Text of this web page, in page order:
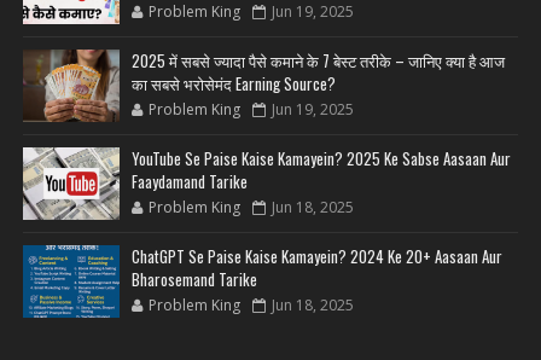
Problem King Jun 19, 2025
2025 में सबसे ज्यादा पैसे कमाने के 7 बेस्ट तरीके – जानिए क्या है आज
का सबसे भरोसेमंद Earning Source?
Problem King Jun 19, 2025
YouTube Se Paise Kaise Kamayein? 2025 Ke Sabse Aasaan Aur
Faaydamand Tarike
Problem King Jun 18, 2025
ChatGPT Se Paise Kaise Kamayein? 2024 Ke 20+ Aasaan Aur
Bharosemand Tarike
Problem King Jun 18, 2025